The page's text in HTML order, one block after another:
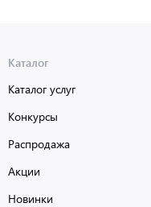
Каталог
Каталог услуг
Конкурсы
Распродажа
Акции
Новинки